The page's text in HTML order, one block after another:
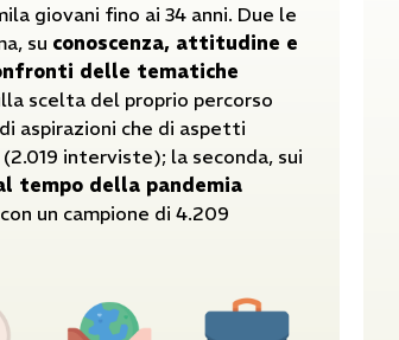
giovani fino ai 34 anni. Due le
su conoscenza, attitudine e
delle tematiche
scelta del proprio percorso
aspirazioni che di aspetti
interviste); la seconda, sui
tempo della pandemia
un campione di 4.209